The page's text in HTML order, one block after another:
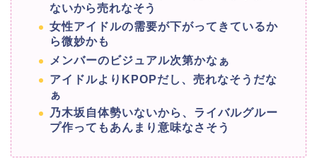
ないから売れなそう
女性アイドルの需要が下がってきているか
ら微妙かも
メンバーのビジュアル次第かなぁ
アイドルよりKPOPだし、売れなそうだな
ぁ
乃木坂自体勢いないから、ライバルグルー
プ作ってもあんまり意味なさそう